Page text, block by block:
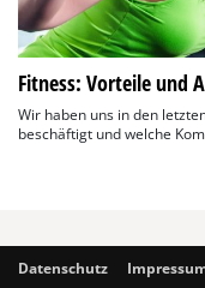
Fitness: Vorteile und
Wir haben uns in den
beschäftigt und welche
Datenschutz